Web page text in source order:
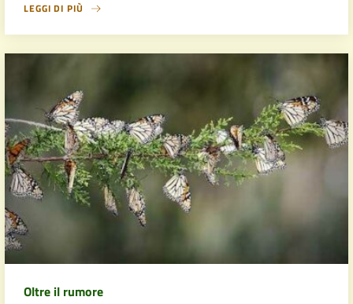
LEGGI DI PIÙ
Oltre il rumore